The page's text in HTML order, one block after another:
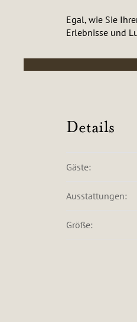
Egal, wie Sie
Erlebnisse und
Details
Gäste:
Ausstattungen:
Größe: